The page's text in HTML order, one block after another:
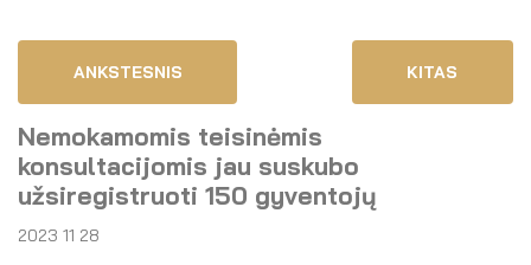
Advokatų taryba
Komitetai
Garbės teismas
Revizijos komisija
Savitarna
Savivaldos teisės aktai
Dokumentų atmintinė
Garbės ženklų registras
ANKSTESNIS KITAS
Nemokamomis teisinėmis
konsultacijomis jau suskubo
užsiregistruoti 150 gyventojų
2023 11 28